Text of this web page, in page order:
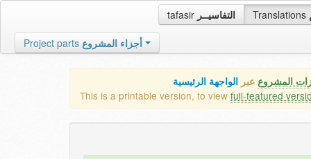
tafasir التفاسيــر Translations
Project parts أجزاء المشروع
المشروع عبر الواجهة الرئيسية
This is a printable version, to view full-featured